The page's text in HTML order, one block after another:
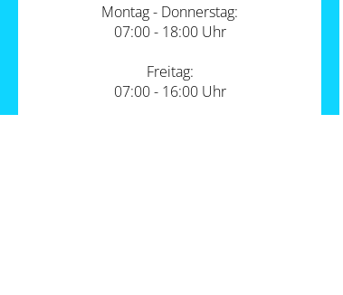
Montag - Donnerstag:
07:00 - 18:00 Uhr
Freitag:
07:00 - 16:00 Uhr